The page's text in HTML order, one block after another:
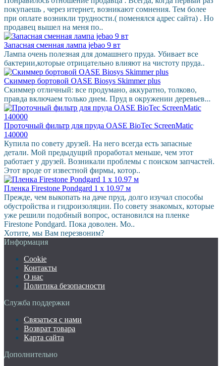
покупаешь , через итернет, возникают сомнения. Тем более
при оплате возникли трудности.( поменялся адрес сайта) . Но
продавец вышел на меня по..
Запасная сменная лампа jebao 9 вт
Лампа очень полезная для домашнего пруда. Убивает все
бактерии,которые отрицательно влияют на чистоту пруда..
Скиммер бортовой OASE Biosys Skimmer plus
Скиммер отличный: все продумано, аккуратно, толково,
правда включаем только днем. Пруд в окружении деревьев...
Проточный фильтр для пруда OASE BioTec ScreenMatic
140000
Купила по совету друзей. На него всегда есть запасные
детали. Мой предыдущий проработал меньше, чем этот
работает у друзей. Возникали проблемы с поиском запчастей.
Этот вроде от известной фирмы, котор..
Пленка Firestone Pondgard 1 х 10.97 м
Прежде, чем выкопать на даче пруд, долго изучал способы
обустройства и гидроизоляции. По совету знакомых, которые
уже решили подобный вопрос, остановился на пленке
Firestone Pondgard. Пока доволен. Мо..
Хотите, мы Вам перезвоним?
Информация
Cookie
Контакты
О нас
Политика безопасности
Служба поддержки
Связаться с нами
Возврат товара
Карта сайта
Дополнительно